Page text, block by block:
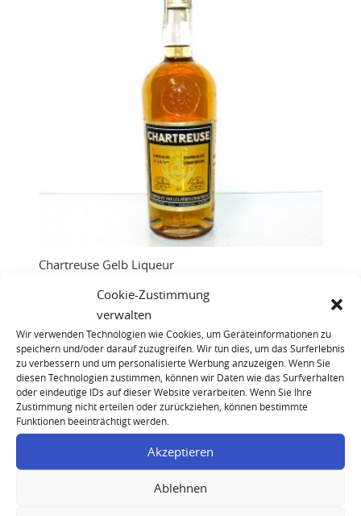
Cookie-Zustimmung
verwalten
Wir verwenden Technologien wie Cookies, um Geräteinformationen zu
speichern und/oder darauf zuzugreifen. Wir tun dies, um das Surferlebnis
zu verbessern und um personalisierte Werbung anzuzeigen. Wenn Sie
diesen Technologien zustimmen, können wir Daten wie das Surfverhalten
oder eindeutige IDs auf dieser Website verarbeiten. Wenn Sie Ihre
Zustimmung nicht erteilen oder zurückziehen, können bestimmte
Funktionen beeinträchtigt werden.
Akzeptieren
Ablehnen
Chartreuse Gelb Liqueur